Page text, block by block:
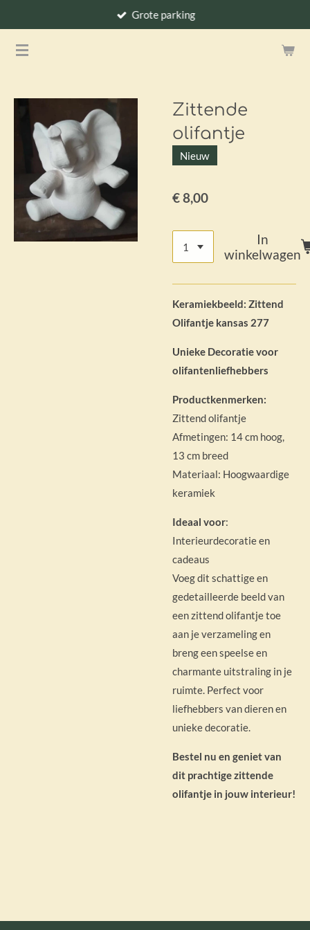
naar
Grote parking
Zittende
olifantje
Nieuw
€ 8,00
In
winkelwagen
Keramiekbeeld: Zittend
Olifantje kansas 277
Unieke Decoratie voor
olifantenliefhebbers
Productkenmerken:
Zittend olifantje
Afmetingen: 14 cm hoog,
13 cm breed
Materiaal: Hoogwaardige
keramiek
Ideaal voor:
Interieurdecoratie en
cadeaus
Voeg dit schattige en
gedetailleerde beeld van
een zittend olifantje toe
aan je verzameling en
breng een speelse en
charmante uitstraling in je
ruimte. Perfect voor
liefhebbers van dieren en
unieke decoratie.
Bestel nu en geniet van
dit prachtige zittende
olifantje in jouw interieur!